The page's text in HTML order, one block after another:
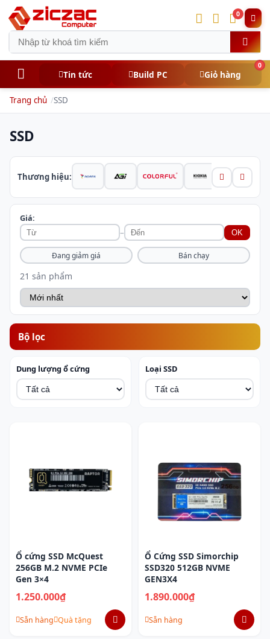
0
Tin tức Build PC Giỏ hàng
0
Trang chủ SSD
SSD
Thương hiệu:
Giá:
– OK
Đang giảm giá Bán chạy
21 sản phẩm
Bộ lọc
Dung lượng ổ cứng Loại SSD
Ổ cứng SSD McQuest
256GB M.2 NVME PCIe
Gen 3×4
1.250.000₫
Sẵn hàng Quà tặng
Ổ Cứng SSD Simorchip
SSD320 512GB NVME
GEN3X4
1.890.000₫
Sẵn hàng